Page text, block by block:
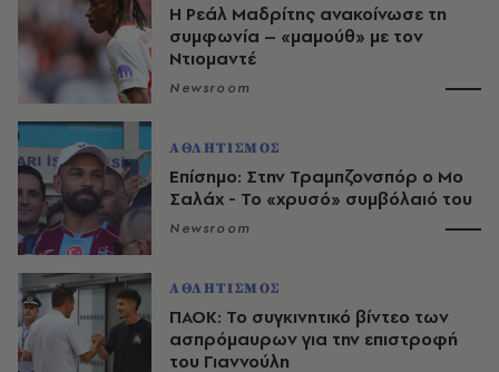
Η Ρεάλ Μαδρίτης ανακοίνωσε τη
συμφωνία – «μαμούθ» με τον
Ντιομαντέ
Newsroom
ΑΘΛΗΤΙΣΜΟΣ
Επίσημο: Στην Τραμπζονσπόρ ο Μο
Σαλάχ - Το «χρυσό» συμβόλαιό του
Newsroom
ΑΘΛΗΤΙΣΜΟΣ
ΠΑΟΚ: Το συγκινητικό βίντεο των
ασπρόμαυρων για την επιστροφή
του Γιαννούλη